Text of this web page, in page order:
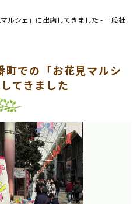
ルシェ」に出店してきました - 一般社
町での「お花見マルシ
てきました